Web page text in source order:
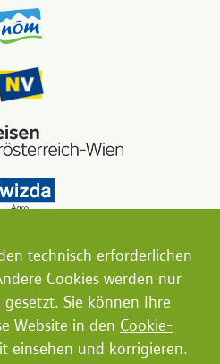
technisch erforderlichen
Cookies werden nur
Sie können Ihre
Website in den Cookie-
einsehen und korrigieren.